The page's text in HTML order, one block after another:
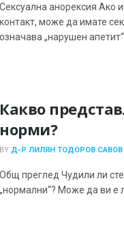
Сексуална анорексия Ако
контакт, може да имате
означава „нарушен
Какво
норми?
BY Д-Р ЛИЛЯН ТОДОРОВ САВОВ
Общ преглед Чудили ли сте
„нормални“? Може да ви е